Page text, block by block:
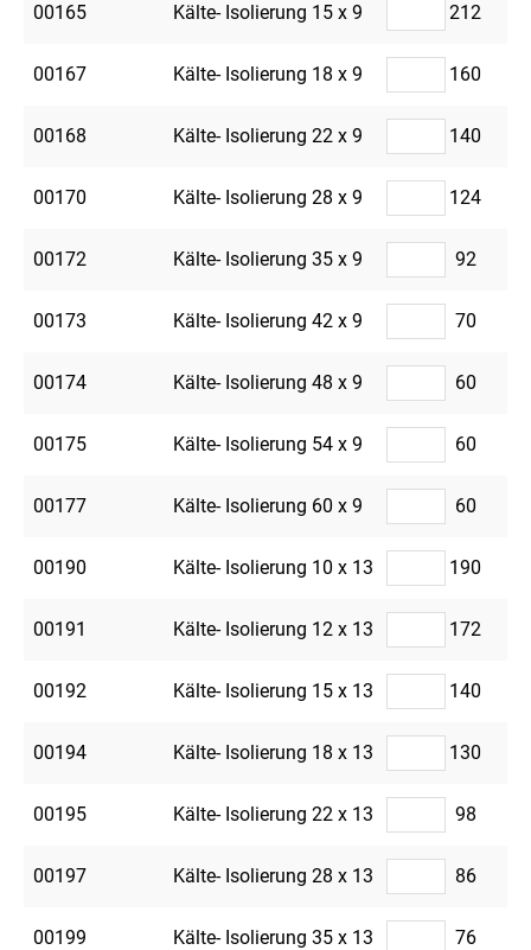
00165 Kälte- Isolierung 15 x 9 212
00167 Kälte- Isolierung 18 x 9 160
00168 Kälte- Isolierung 22 x 9 140
00170 Kälte- Isolierung 28 x 9 124
00172 Kälte- Isolierung 35 x 9 92
00173 Kälte- Isolierung 42 x 9 70
00174 Kälte- Isolierung 48 x 9 60
00175 Kälte- Isolierung 54 x 9 60
00177 Kälte- Isolierung 60 x 9 60
00190 Kälte- Isolierung 10 x 13 190
00191 Kälte- Isolierung 12 x 13 172
00192 Kälte- Isolierung 15 x 13 140
00194 Kälte- Isolierung 18 x 13 130
00195 Kälte- Isolierung 22 x 13 98
00197 Kälte- Isolierung 28 x 13 86
00199 Kälte- Isolierung 35 x 13 76